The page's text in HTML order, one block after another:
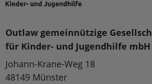
Outlaw gemeinnützige
für Kinder- und Jugendhilfe mbH
Johann-Krane-Weg 18
48149 Münster